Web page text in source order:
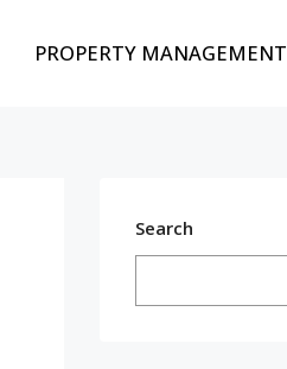
PROPERTY MANAGEMENT
Search